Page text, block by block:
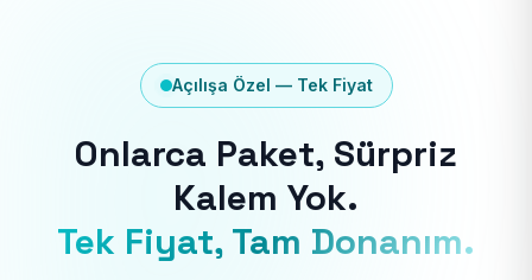
Açılışa Özel — Tek Fiyat
Onlarca Paket, Sürpriz
Kalem Yok.
Tek Fiyat, Tam Donanım.